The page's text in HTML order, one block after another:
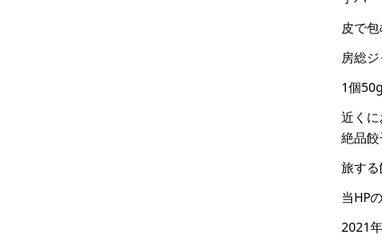
皮で
房総
1個
近く
絶品餃
旅す
当HP
2021